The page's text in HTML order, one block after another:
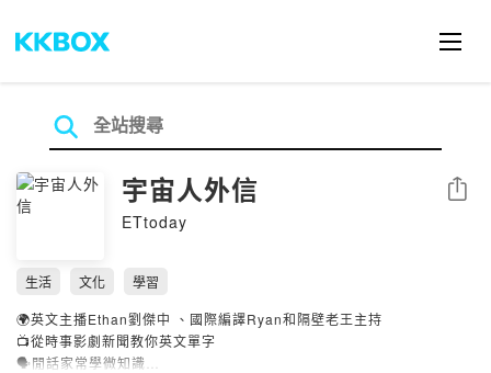
宇宙人外信
ETtoday
分享
生活 文化
學習
🌍英文主播Ethan劉傑中 、國際編譯Ryan和隔壁老王主持
📺從時事影劇新聞教你英文單字
🗣閒話家常學微知識